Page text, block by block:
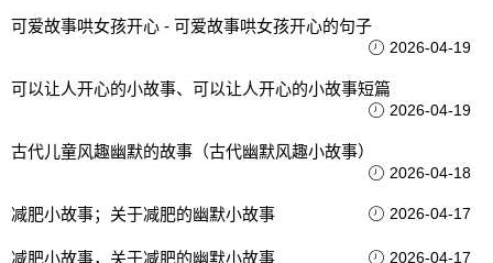
可爱故事哄女孩开心 - 可爱故事哄女孩开心的句子
2026-04-19
可以让人开心的小故事、可以让人开心的小故事短篇
2026-04-19
古代儿童风趣幽默的故事（古代幽默风趣小故事）
2026-04-18
减肥小故事；关于减肥的幽默小故事 2026-04-17
减肥小故事，关于减肥的幽默小故事 2026-04-17